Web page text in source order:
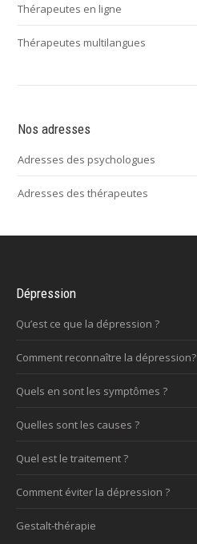
Thérapeutes en ligne
Thérapeutes multilangues
Nos adresses
Adresses des psychologues
Adresses des thérapeutes
Dépression
Qu’est ce que la dépression ?
Comment reconnaître la dépression?
Quels en sont les symptômes ?
Quelles sont les causes ?
Quel est le traitement ?
Comment éviter la dépression ?
Gestalt-thérapie